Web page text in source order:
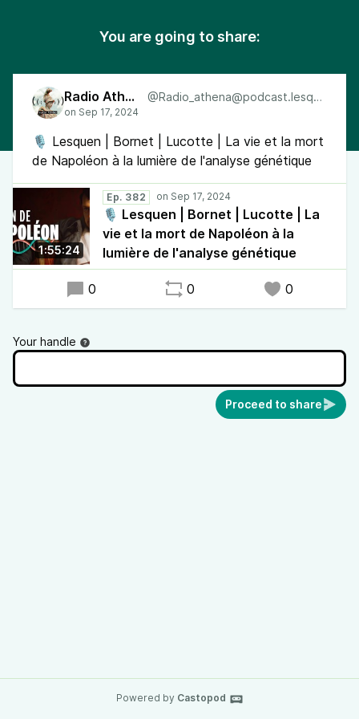
You are going to share:
Radio Athéna @Radio_athena@podcast.lesquen.fr
🎙 Lesquen | Bornet | Lucotte | La vie et la mort
de Napoléon à la lumière de l'analyse génétique
1:55:24
Ep. 382
🎙 Lesquen | Bornet | Lucotte | La
vie et la mort de Napoléon à la
lumière de l'analyse génétique
0 0 0
Your handle
Proceed to share
Powered by Castopod